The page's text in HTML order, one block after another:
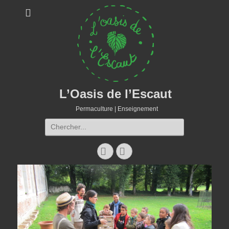
L’Oasis de l’Escaut
Permaculture | Enseignement
Rechercher :
Facebook
E-
mail